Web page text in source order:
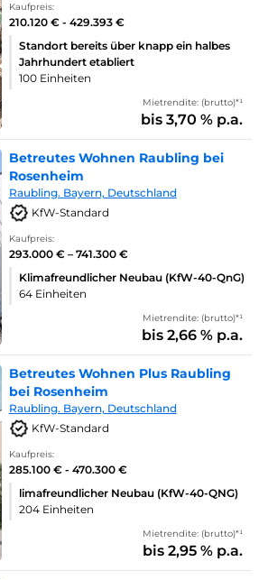
Kaufpreis:
210.120 € - 429.393 €
Standort bereits über knapp ein halbes
Jahrhundert etabliert
100 Einheiten
Mietrendite: (brutto)*¹
bis 3,70 % p.a.
Betreutes Wohnen Raubling bei
Rosenheim
Raubling. Bayern, Deutschland
KfW-Standard
Kaufpreis:
293.000 € – 741.300 €
Klimafreundlicher Neubau (KfW-40-QnG)
64 Einheiten
Mietrendite: (brutto)*¹
bis 2,66 % p.a.
Betreutes Wohnen Plus Raubling
bei Rosenheim
Raubling. Bayern, Deutschland
KfW-Standard
Kaufpreis:
285.100 € - 470.300 €
limafreundlicher Neubau (KfW-40-QNG)
204 Einheiten
Mietrendite: (brutto)*¹
bis 2,95 % p.a.